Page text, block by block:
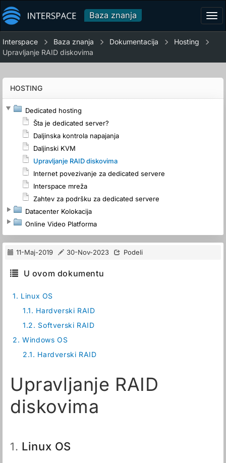
Baza znanja
Interspace Baza znanja Dokumentacija
Hosting
Upravljanje RAID diskovima
HOSTING
Dedicated hosting
Šta je dedicated server?
Daljinska kontrola napajanja
Daljinski KVM
Upravljanje RAID diskovima
Internet povezivanje za dedicated servere
Interspace mreža
Zahtev za podršku za dedicated servere
Datacenter Kolokacija
Online Video Platforma
11-Maj-2019 30-Nov-2023 Podeli
U ovom dokumentu
1. Linux OS
1.1. Hardverski RAID
1.2. Softverski RAID
2. Windows OS
2.1. Hardverski RAID
Upravljanje RAID
diskovima
1. Linux OS